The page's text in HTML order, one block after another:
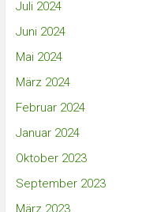
Juli 2024
Juni 2024
Mai 2024
März 2024
Februar 2024
Januar 2024
Oktober 2023
September 2023
März 2023